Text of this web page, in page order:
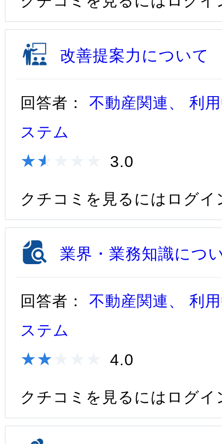
改善提案力について
回答者：
不動産関連、 利
ステム
★★★★★
★★★★★ 3.0
クチコミを見るにはログ
業界・業務知識につ
回答者：
不動産関連、 利
ステム
★★★★★
★★★★★ 4.0
クチコミを見るにはログ